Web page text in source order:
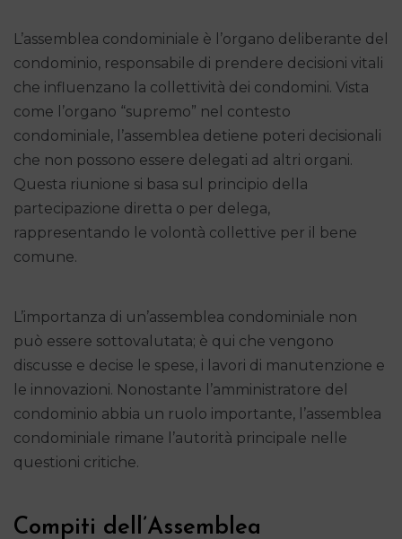
L’assemblea condominiale è l’organo deliberante del
condominio, responsabile di prendere decisioni vitali
che influenzano la collettività dei condomini. Vista
come l’organo “supremo” nel contesto
condominiale, l’assemblea detiene poteri decisionali
che non possono essere delegati ad altri organi.
Questa riunione si basa sul principio della
partecipazione diretta o per delega,
rappresentando le volontà collettive per il bene
comune.
L’importanza di un’assemblea condominiale non
può essere sottovalutata; è qui che vengono
discusse e decise le spese, i lavori di manutenzione e
le innovazioni. Nonostante l’amministratore del
condominio abbia un ruolo importante, l’assemblea
condominiale rimane l’autorità principale nelle
questioni critiche.
Compiti dell’Assemblea